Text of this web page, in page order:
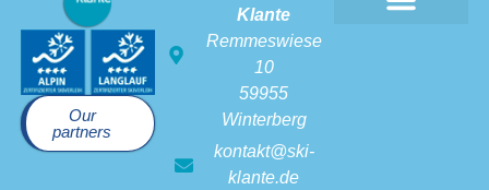
Klante
Remmeswiese
10
59955
Winterberg
kontakt@ski-
klante.de
Our
partners